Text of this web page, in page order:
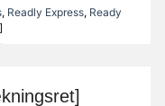
, Readly Express, Ready